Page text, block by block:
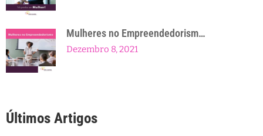
Mulheres no Empreendedorism…
Dezembro 8, 2021
Últimos Artigos